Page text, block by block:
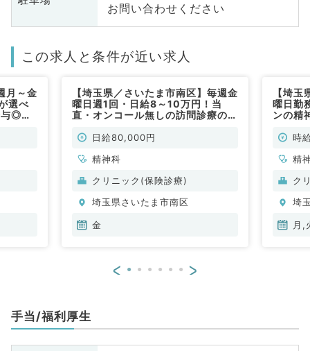
お問い合わせください
この求人と条件が近い求人
月～金
選べ
◎再
【埼玉県／さいたま市南区】毎週金
曜日週1回・日給8～10万円！当
直・オンコール無しの訪問診療のお
日給80,000円
精神科
クリニック(保険診療)
埼玉県さいたま市南区
金
【埼
曜日勤
ンの精
勤も時
精
ク
埼
月,
< >
手当/福利厚生